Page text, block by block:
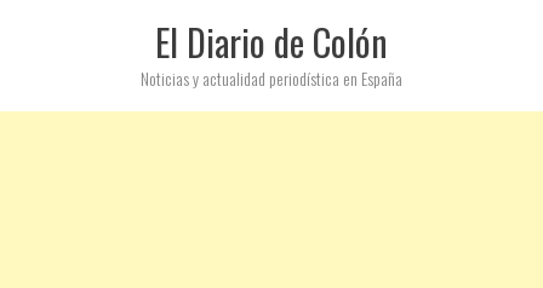
El Diario de Colón
Noticias y actualidad periodística en España